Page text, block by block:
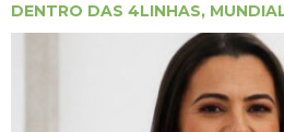
DENTRO DAS 4LINHAS,